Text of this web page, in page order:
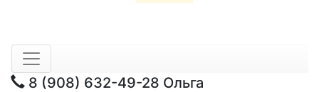
8 (908) 632-49-28 Ольга